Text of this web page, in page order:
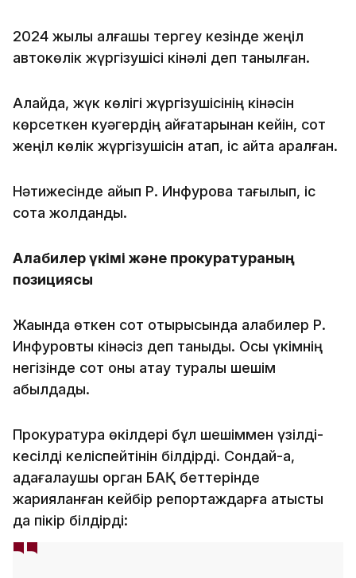
2024 жылы алғашқы тергеу кезінде жеңіл
автокөлік жүргізушісі кінәлі деп танылған.
Алайда, жүк көлігі жүргізушісінің кінәсін
көрсеткен куәгердің айғақтарынан кейін, сот
жеңіл көлік жүргізушісін ақтап, іс қайта қаралған.
Нәтижесінде айып Р. Инфуровқа тағылып, іс
сотқа жолданды.
Алқабилер үкімі және прокуратураның
позициясы
Жақында өткен сот отырысында алқабилер Р.
Инфуровты кінәсіз деп таныды. Осы үкімнің
негізінде сот оны ақтау туралы шешім
қабылдады.
Прокуратура өкілдері бұл шешіммен үзілді-
кесілді келіспейтінін білдірді. Сондай-ақ,
қадағалаушы орган БАҚ беттерінде
жарияланған кейбір репортаждарға қатысты
да пікір білдірді: